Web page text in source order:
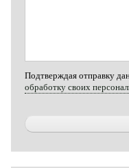
Подтверждая отправку
обработку своих